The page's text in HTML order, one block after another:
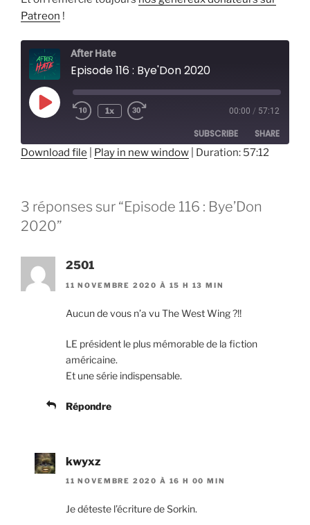
Patreon !
After Hate
Episode 116 : Bye'Don 2020
Play
Episode
1x 00:00 / 57:12
SUBSCRIBE SHARE
LINK
EMBED
Download file Play in new window Duration: 57:12
3 réponses sur “Episode 116 : Bye’Don
2020”
2501
11 NOVEMBRE 2020 À 15 H 13 MIN
Aucun de vous n’a vu The West Wing ?!!
LE président le plus mémorable de la fiction
américaine.
Et une série indispensable.
Répondre
kwyxz
11 NOVEMBRE 2020 À 16 H 00 MIN
Je déteste l’écriture de Sorkin.